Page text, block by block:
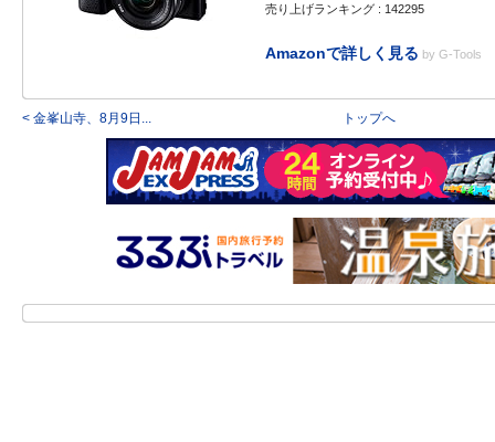
売り上げランキング : 142295
Amazonで詳しく見る by G-Tools
< 金峯山寺、8月9日... トップへ